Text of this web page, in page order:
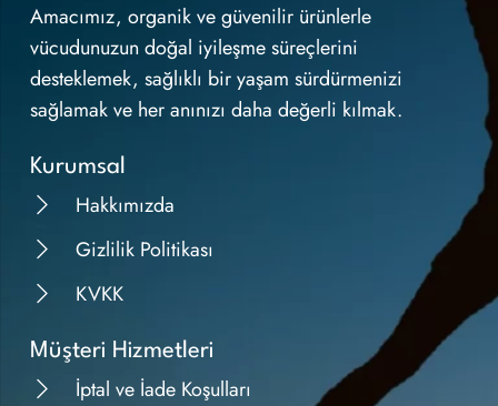
Amacımız, organik ve güvenilir ürünlerle
vücudunuzun doğal iyileşme süreçlerini
desteklemek, sağlıklı bir yaşam sürdürmenizi
sağlamak ve her anınızı daha değerli kılmak.
Kurumsal
Hakkımızda
Gizlilik Politikası
KVKK
Müşteri Hizmetleri
İptal ve İade Koşulları